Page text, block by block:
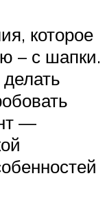
которое
– с шапки.
—